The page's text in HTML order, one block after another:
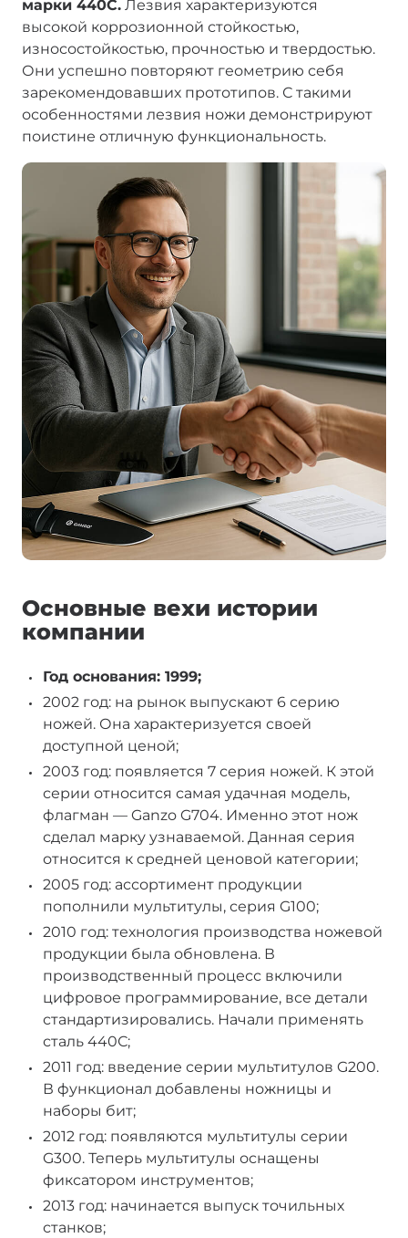
марки 440С. Лезвия характеризуются
высокой коррозионной стойкостью,
износостойкостью, прочностью и твердостью.
Они успешно повторяют геометрию себя
зарекомендовавших прототипов. С такими
особенностями лезвия ножи демонстрируют
поистине отличную функциональность.
Основные вехи истории
компании
Год основания: 1999;
2002 год: на рынок выпускают 6 серию
ножей. Она характеризуется своей
доступной ценой;
2003 год: появляется 7 серия ножей. К этой
серии относится самая удачная модель,
флагман — Ganzo G704. Именно этот нож
сделал марку узнаваемой. Данная серия
относится к средней ценовой категории;
2005 год: ассортимент продукции
пополнили мультитулы, серия G100;
2010 год: технология производства ножевой
продукции была обновлена. В
производственный процесс включили
цифровое программирование, все детали
стандартизировались. Начали применять
сталь 440С;
2011 год: введение серии мультитулов G200.
В функционал добавлены ножницы и
наборы бит;
2012 год: появляются мультитулы серии
G300. Теперь мультитулы оснащены
фиксатором инструментов;
2013 год: начинается выпуск точильных
станков;